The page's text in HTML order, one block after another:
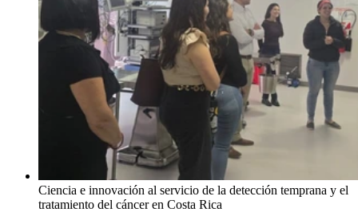
Ciencia e innovación al servicio de la detección temprana y el
tratamiento del cáncer en Costa Rica